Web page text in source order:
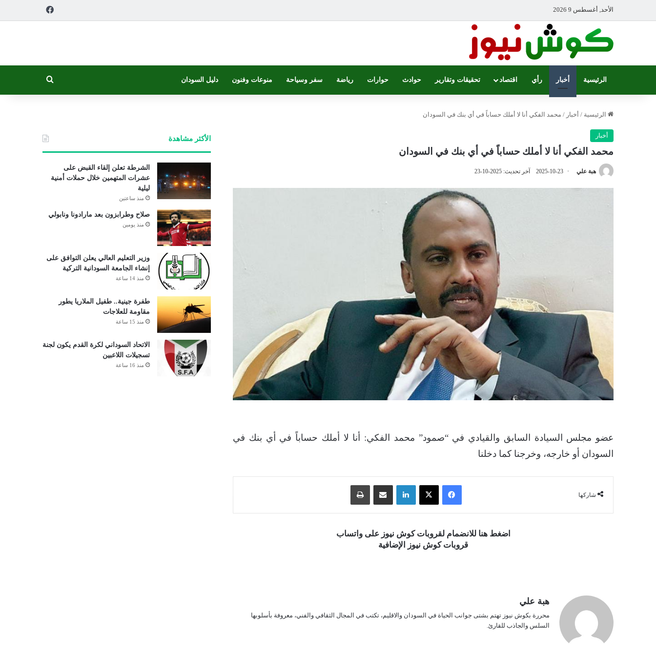
الأحد, أغسطس 9 2026
الرئيسية أخبار رأي اقتصاد تحقيقات وتقارير حوادث حوارات رياضة سفر وسياحة منوعات وفنون دليل السودان
الرئيسية / أخبار / محمد الفكي أنا لا أملك حساباً في أي بنك في السودان
أخبار
محمد الفكي أنا لا أملك حساباً في أي بنك في السودان
هبة علي 2025-10-23 آخر تحديث: 2025-10-23
عضو مجلس السيادة السابق والقيادي في “صمود” محمد الفكي: أنا لا أملك حساباً في أي بنك في
السودان أو خارجه، وخرجنا كما دخلنا
شاركها
فيسبوك ‫X لينكدإن مشاركة عبر البريد
اضغط هنا للانضمام لقروبات كوش نيوز على واتساب
قروبات كوش نيوز الإضافية
هبة علي
محررة بكوش نيوز تهتم بشتى جوانب الحياة في السودان والاقليم، تكتب في المجال الثقافي والفني، معروفة بأسلوبها
السلس والجاذب للقارئ.
الأكثر مشاهدة
الشرطة تعلن إلقاء القبض على
عشرات المتهمين خلال حملات أمنية
ليلية
منذ ساعتين
صلاح وطرابزون بعد مارادونا ونابولي
منذ يومين
وزير التعليم العالي يعلن التوافق على
إنشاء الجامعة السودانية التركية
منذ 14 ساعة
طفرة جينية.. طفيل الملاريا يطور
مقاومة للعلاجات
منذ 15 ساعة
الاتحاد السوداني لكرة القدم يكون لجنة
تسجيلات اللاعبين
منذ 16 ساعة